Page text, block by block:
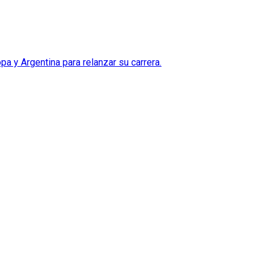
y Argentina para relanzar su carrera.